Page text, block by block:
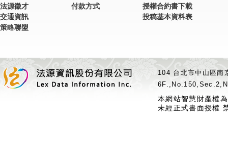
法源徵才
交通資訊
策略聯盟
付款方式
授權合約書下載
投稿基本資料表
104 台北市中山區
本網站智慧財產權
未經正式書面授權